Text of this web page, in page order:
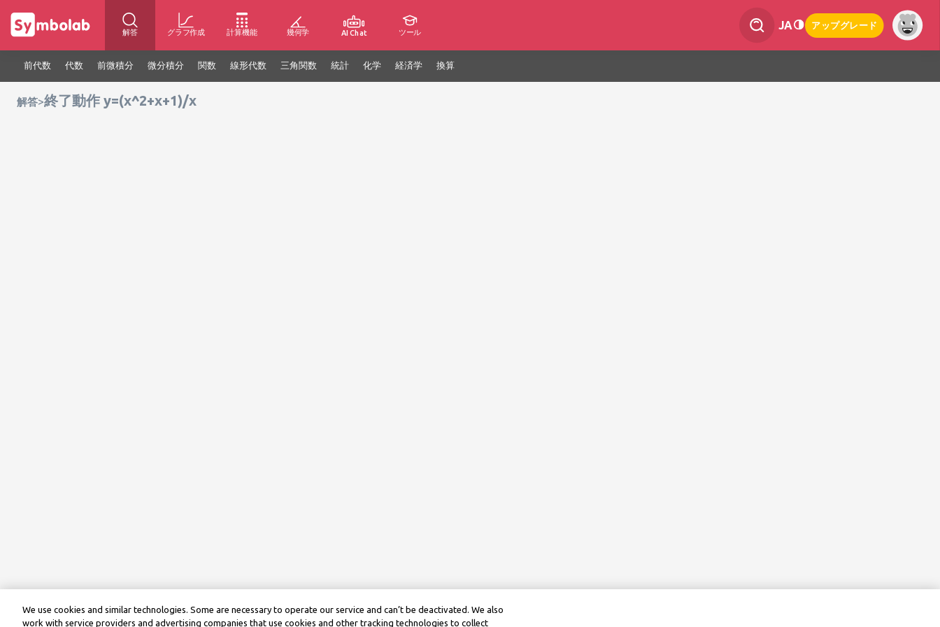
解答 グラフ作成 計算機能 幾何学 AI Chat ツール
JA アップグレード
前代数 代数 前微積分 微分積分 関数 線形代数 三角関数 統計 化学 経済学 換算
解答>終了動作 y=(x^2+x+1)/x
We use cookies and similar technologies. Some are necessary to operate our service and can’t be deactivated. We also
work with service providers and advertising companies that use cookies and other tracking technologies to collect